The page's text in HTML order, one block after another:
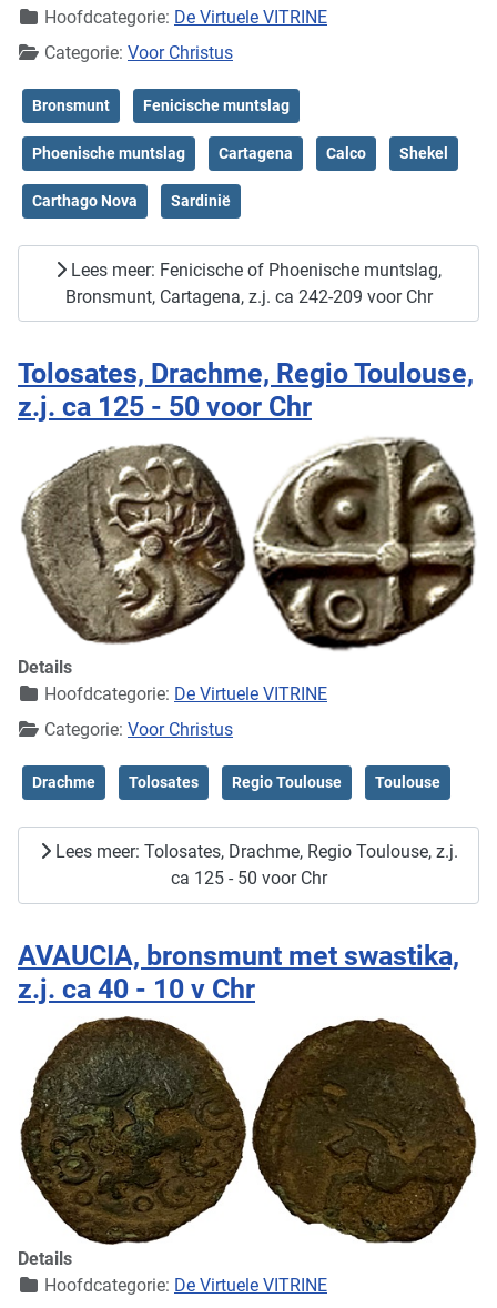
Hoofdcategorie: De Virtuele VITRINE
Categorie: Voor Christus
Bronsmunt Fenicische muntslag
Phoenische muntslag Cartagena Calco Shekel
Carthago Nova Sardinië
Lees meer: Fenicische of Phoenische muntslag,
Bronsmunt, Cartagena, z.j. ca 242-209 voor Chr
Tolosates, Drachme, Regio Toulouse,
z.j. ca 125 - 50 voor Chr
Details
Hoofdcategorie: De Virtuele VITRINE
Categorie: Voor Christus
Drachme Tolosates Regio Toulouse Toulouse
Lees meer: Tolosates, Drachme, Regio Toulouse, z.j.
ca 125 - 50 voor Chr
AVAUCIA, bronsmunt met swastika,
z.j. ca 40 - 10 v Chr
Details
Hoofdcategorie: De Virtuele VITRINE